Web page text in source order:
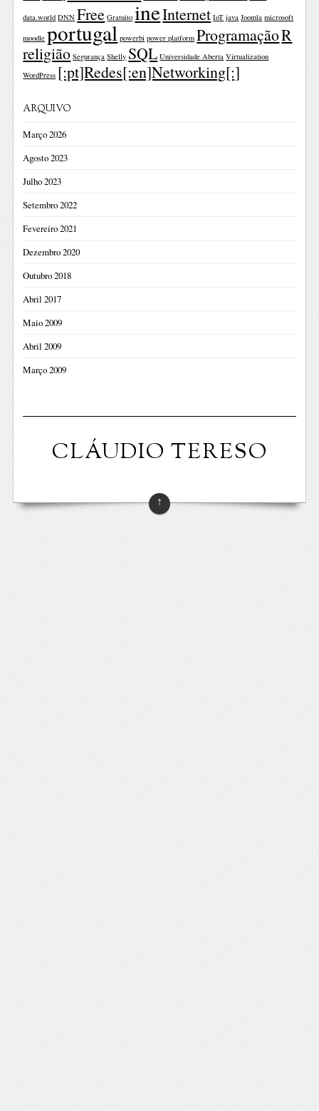
data.world DNN Free Gratuito ineInternet IoT java Joomla microsoft
moodle portugal powerbi power platform ProgramaçãoR
religião Segurança Shelly SQL Universidade Aberta Virtualization
WordPress [:pt]Redes[:en]Networking[:]
ARQUIVO
Março 2026
Agosto 2023
Julho 2023
Setembro 2022
Fevereiro 2021
Dezembro 2020
Outubro 2018
Abril 2017
Maio 2009
Abril 2009
Março 2009
CLÁUDIO TERESO
↑